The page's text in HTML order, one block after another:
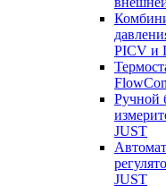
PICV и
Ручной
JUST
JUST